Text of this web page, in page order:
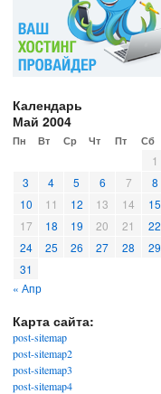
Календарь
Май 2004
Пн Вт Ср Чт Пт Сб
1
3
4 5 6 7 8
10
11 12 13 14 15
17
18 19 20 21 22
24
25 26 27 28 29
31
« Апр
Карта сайта:
post-sitemap
post-sitemap2
post-sitemap3
post-sitemap4